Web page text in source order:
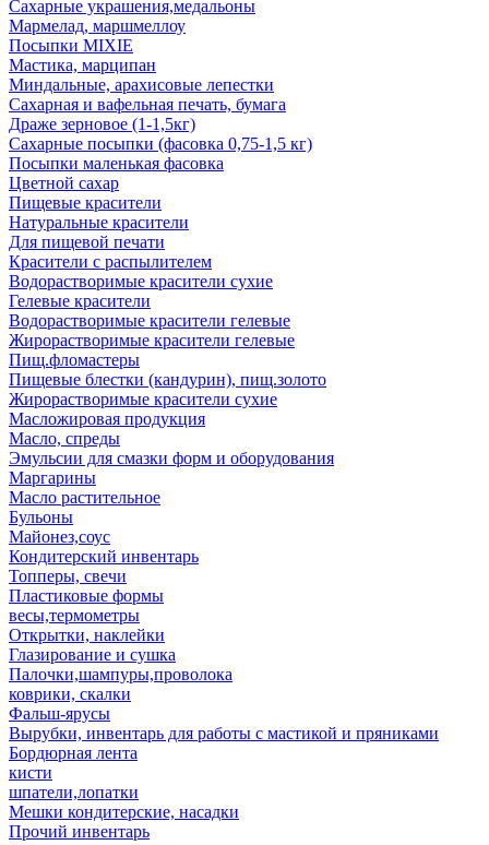
Сахарные украшения,медальоны
Мармелад, маршмеллоу
Посыпки MIXIE
Мастика, марципан
Миндальные, арахисовые лепестки
Сахарная и вафельная печать, бумага
Драже зерновое (1-1,5кг)
Сахарные посыпки (фасовка 0,75-1,5 кг)
Посыпки маленькая фасовка
Цветной сахар
Пищевые красители
Натуральные красители
Для пищевой печати
Красители с распылителем
Водорастворимые красители сухие
Гелевые красители
Водорастворимые красители гелевые
Жирорастворимые красители гелевые
Пищ.фломастеры
Пищевые блестки (кандурин), пищ.золото
Жирорастворимые красители сухие
Масложировая продукция
Масло, спреды
Эмульсии для смазки форм и оборудования
Маргарины
Масло растительное
Бульоны
Майонез,соус
Кондитерский инвентарь
Топперы, свечи
Пластиковые формы
весы,термометры
Открытки, наклейки
Глазирование и сушка
Палочки,шампуры,проволока
коврики, скалки
Фальш-ярусы
Вырубки, инвентарь для работы с мастикой и пряниками
Бордюрная лента
кисти
шпатели,лопатки
Мешки кондитерские, насадки
Прочий инвентарь